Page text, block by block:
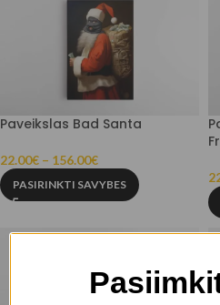
Paveikslas Bad Santa
22.00€ – 156.00€
PASIRINKTI SAVYBES